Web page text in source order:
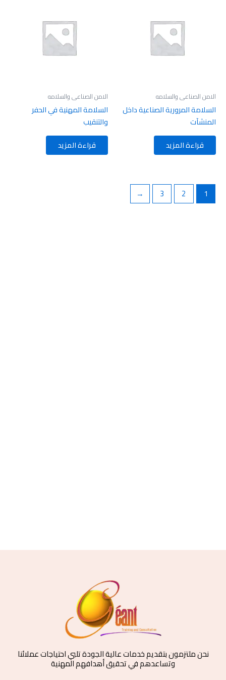
الامن الصناعى والسلامه
السلامة المرورية الصناعية داخل
المنشآت
قراءة المزيد
الامن الصناعى والسلامه
السلامة المهنية في الحفر
والتنقيب
قراءة المزيد
1
2
3
←
نحن ملتزمون بتقديم خدمات عالية الجودة تلبي احتياجات عملائنا
وتساعدهم في تحقيق أهدافهم المهنية